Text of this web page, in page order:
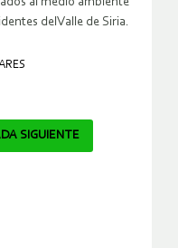
delValle de Siria.
SIGUIENTE